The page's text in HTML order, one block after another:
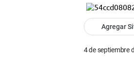
Agregar
4 de septiembre